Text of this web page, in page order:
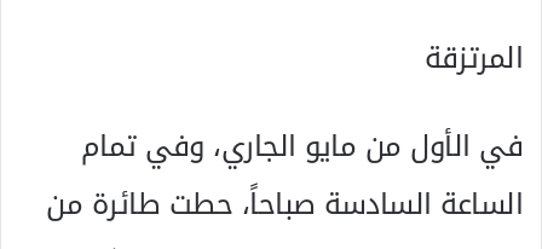
المرتزقة
في الأول من مايو الجاري، وفي تمام
الساعة السادسة صباحاً، حطت طائرة من